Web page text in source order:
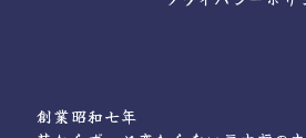
創業昭和七年